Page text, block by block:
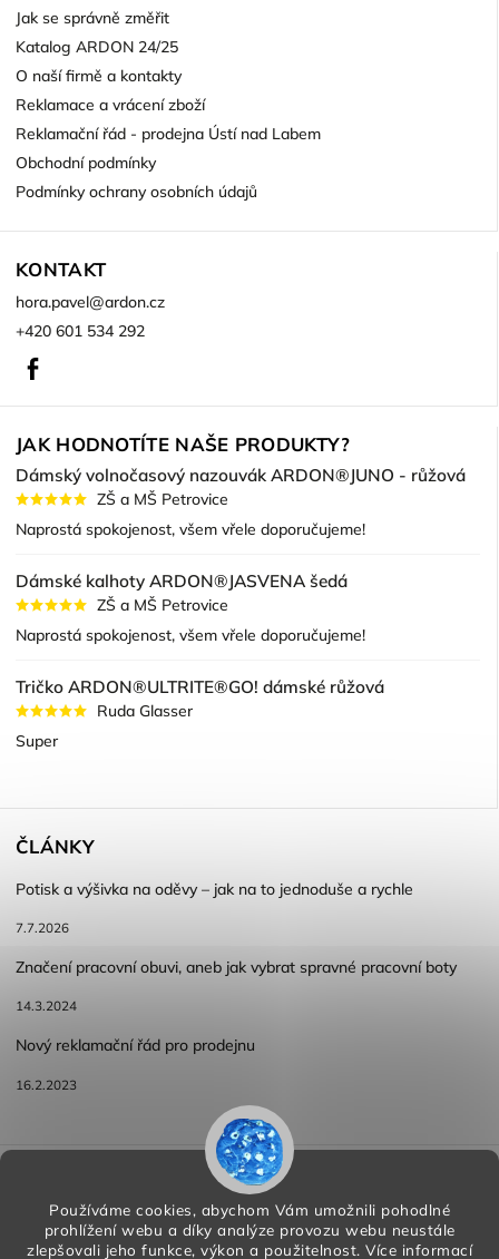
Používáme cookies, abychom Vám umožnili pohodlné
prohlížení webu a díky analýze provozu webu neustále
zlepšovali jeho funkce, výkon a použitelnost. Více informací
Jak se správně změřit
Katalog ARDON 24/25
O naší firmě a kontakty
Reklamace a vrácení zboží
Reklamační řád - prodejna Ústí nad Labem
Obchodní podmínky
Podmínky ochrany osobních údajů
KONTAKT
hora.pavel@ardon.cz
+420 601 534 292
JAK HODNOTÍTE NAŠE PRODUKTY?
Dámský volnočasový nazouvák ARDON®JUNO - růžová
ZŠ a MŠ Petrovice
Naprostá spokojenost, všem vřele doporučujeme!
Dámské kalhoty ARDON®JASVENA šedá
ZŠ a MŠ Petrovice
Naprostá spokojenost, všem vřele doporučujeme!
Tričko ARDON®ULTRITE®GO! dámské růžová
Ruda Glasser
Super
ČLÁNKY
Potisk a výšivka na oděvy – jak na to jednoduše a rychle
7.7.2026
Značení pracovní obuvi, aneb jak vybrat spravné pracovní boty
14.3.2024
Nový reklamační řád pro prodejnu
16.2.2023
Reklamace a vracení zboží
Podmínky ochrany osobních údajů